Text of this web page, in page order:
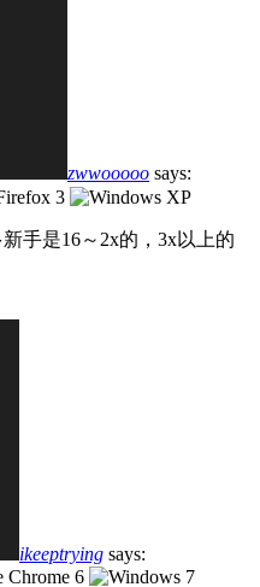
zwwooooo says:
手是16～2x的，3x以上的
ikeeptrying says: